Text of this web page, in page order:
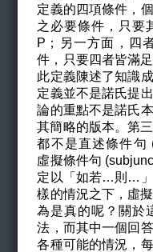
定義的四項條件，
之必要條件，只要
P；另一方面，四
件，只要四者皆滿
此定義陳述了知識
定義並不是諾氏提
論的重點不是諾氏
其簡略的版本。第
都不是直述條件句
虛擬條件句
定以「如若…則…」
樣的情況之下，虛
為是真的呢？關於
法，而其中一個回
各種可能的情況，